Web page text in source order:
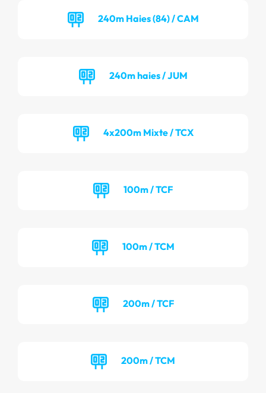
240m Haies (84) / CAM
240m haies / JUM
4x200m Mixte / TCX
100m / TCF
100m / TCM
200m / TCF
200m / TCM